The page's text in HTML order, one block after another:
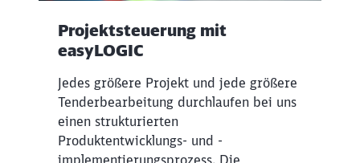
Projektsteuerung mit
easyLOGIC
Jedes größere Projekt und jede größere
Tenderbearbeitung durchlaufen bei uns
einen strukturierten
Produktentwicklungs- und -
implementierungsprozess. Die
Möchten Sie zu
werden?
Abbrechen